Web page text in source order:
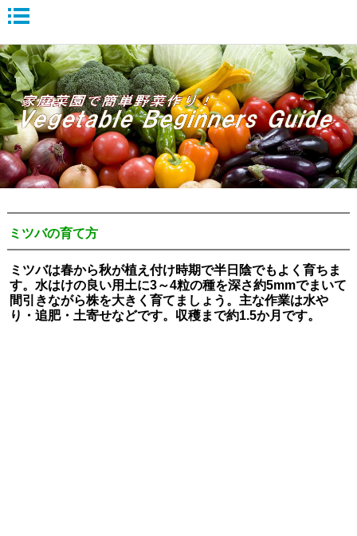
ミツバの育て方
ミツバは春から秋が植え付け時期で半日陰でもよく育ちま
す。水はけの良い用土に3～4粒の種を深さ約5mmでまいて
間引きながら株を大きく育てましょう。主な作業は水や
り・追肥・土寄せなどです。収穫まで約1.5か月です。